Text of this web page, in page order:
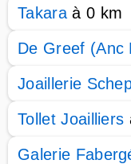
Takaraà 0 km
De Greef (Anc
Joaillerie
Tollet Joailliers
Galerie